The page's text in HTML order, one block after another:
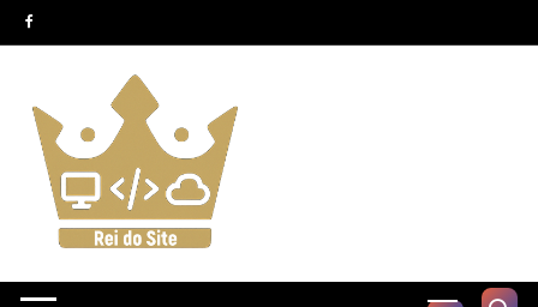
Pular
para
conteúdo